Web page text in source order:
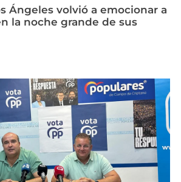
Ángeles volvió a emocionar a
la noche grande de sus